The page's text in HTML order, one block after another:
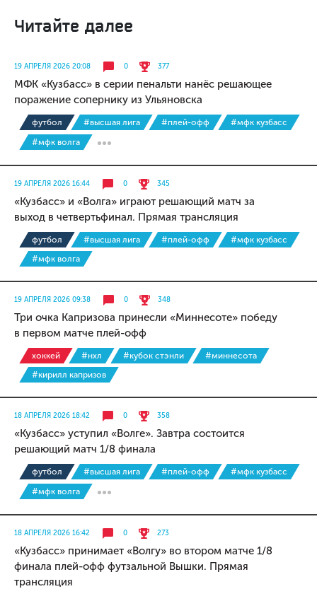
Читайте далее
19 АПРЕЛЯ 2026 20:08 0 377
МФК «Кузбасс» в серии пенальти нанёс решающее
поражение сопернику из Ульяновска
футбол #высшая лига #плей-офф
#мфк кузбасс
#мфк волга
19 АПРЕЛЯ 2026 16:44 0 345
«Кузбасс» и «Волга» играют решающий матч за
выход в четвертьфинал. Прямая трансляция
футбол #высшая лига #плей-офф
#мфк кузбасс
#мфк волга
19 АПРЕЛЯ 2026 09:38 0 348
Три очка Капризова принесли «Миннесоте» победу
в первом матче плей-офф
хоккей #нхл #кубок стэнли
#миннесота
#кирилл капризов
18 АПРЕЛЯ 2026 18:42 0 358
«Кузбасс» уступил «Волге». Завтра состоится
решающий матч 1/8 финала
футбол #высшая лига #плей-офф
#мфк кузбасс
#мфк волга
18 АПРЕЛЯ 2026 16:42 0 273
«Кузбасс» принимает «Волгу» во втором матче 1/8
финала плей-офф футзальной Вышки. Прямая
трансляция